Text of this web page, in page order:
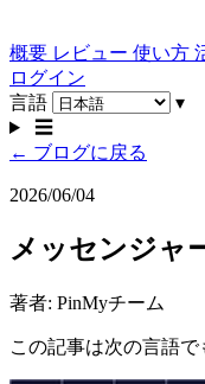
概要 レビュー 使い方
ログイン
言語
▾
☰
← ブログに戻る
2026/06/04
メッセンジャ
著者: PinMyチーム
この記事は次の言語で